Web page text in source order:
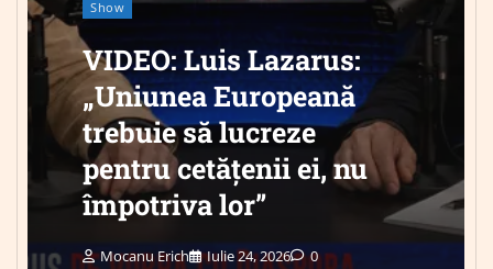
Show
VIDEO: Luis Lazarus:
„Uniunea Europeană
trebuie să lucreze
pentru cetățenii ei, nu
împotriva lor”
Mocanu Erich Iulie 24, 2026 0